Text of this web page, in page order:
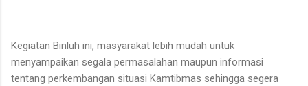
Kegiatan Binluh ini, masyarakat lebih mudah untuk
menyampaikan segala permasalahan maupun informasi
tentang perkembangan situasi Kamtibmas sehingga segera